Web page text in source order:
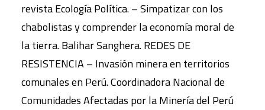
revista Ecología Política. – Simpatizar con los
chabolistas y comprender la economía moral de
la tierra. Balihar Sanghera. REDES DE
RESISTENCIA – Invasión minera en territorios
comunales en Perú. Coordinadora Nacional de
Comunidades Afectadas por la Minería del Perú